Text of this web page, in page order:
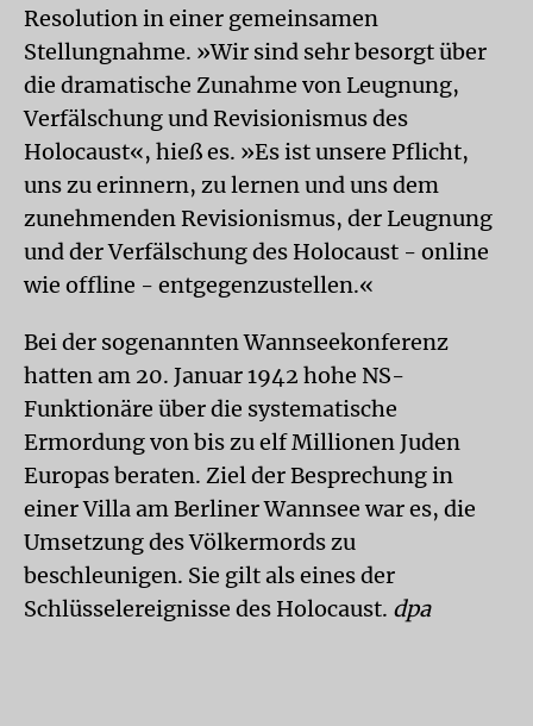
Resolution in einer gemeinsamen
Stellungnahme. »Wir sind sehr besorgt über
die dramatische Zunahme von Leugnung,
Verfälschung und Revisionismus des
Holocaust«, hieß es. »Es ist unsere Pflicht,
uns zu erinnern, zu lernen und uns dem
zunehmenden Revisionismus, der Leugnung
und der Verfälschung des Holocaust - online
wie offline - entgegenzustellen.«
Bei der sogenannten Wannseekonferenz
hatten am 20. Januar 1942 hohe NS-
Funktionäre über die systematische
Ermordung von bis zu elf Millionen Juden
Europas beraten. Ziel der Besprechung in
einer Villa am Berliner Wannsee war es, die
Umsetzung des Völkermords zu
beschleunigen. Sie gilt als eines der
Schlüsselereignisse des Holocaust. dpa